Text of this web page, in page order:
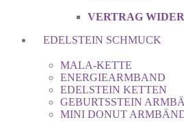
VERTRAG
EDELSTEIN SCHMUCK
MALA-KETTE
ENERGIEARMBAND
EDELSTEIN KETTEN
GEBURTSSTEIN
MINI DONUT